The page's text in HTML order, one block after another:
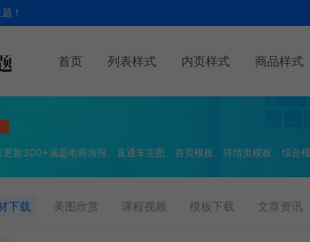
！
首页 列表样式 内页样式 商品样式
新300+涵盖电商海报、直通车主图、首页模板、详情页模板、综合
下载 美图欣赏 课程视频 模板下载 文章资讯